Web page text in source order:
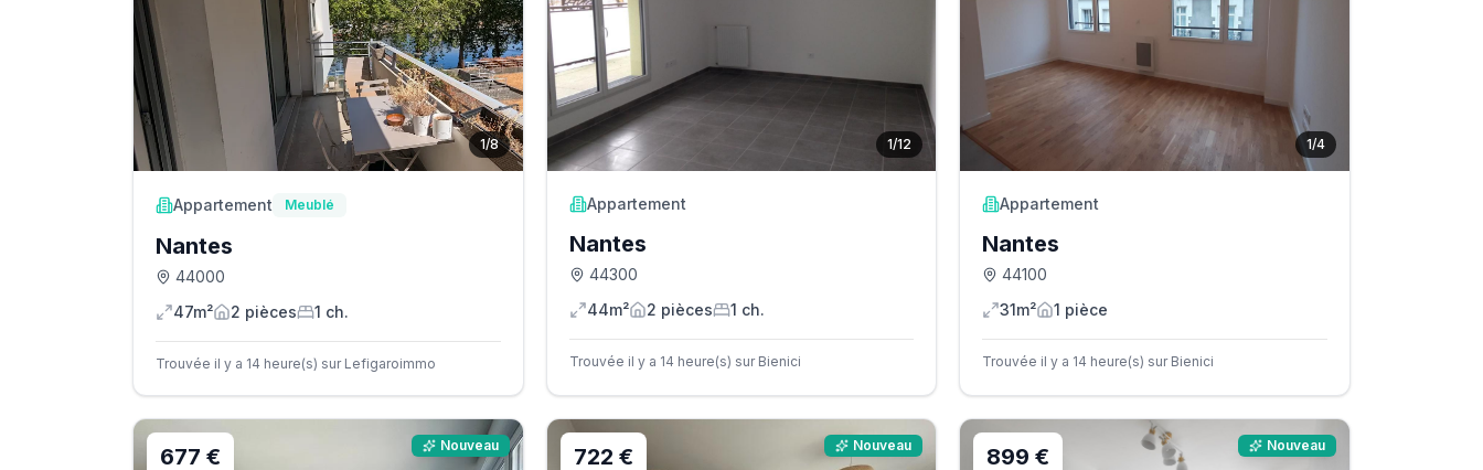
1/8
Appartement Meublé
Nantes
44000
47m²
2 pièces 1 ch.
Trouvée il y a 14 heure(s) sur Lefigaroimmo
1/12
Appartement
Nantes
44300
44m²
2 pièces 1 ch.
Trouvée il y a 14 heure(s) sur Bienici
1/4
Appartement
Nantes
44100
31m²
1 pièce
Trouvée il y a 14 heure(s) sur Bienici
677 € Nouveau 722 € Nouveau 899 € Nouveau